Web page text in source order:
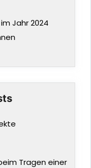
Jahr 2024
Tragen einer